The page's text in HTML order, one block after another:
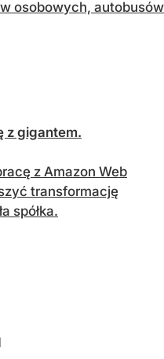
osobowych, autobusów
z gigantem.
z Amazon Web
transformację
spółka.